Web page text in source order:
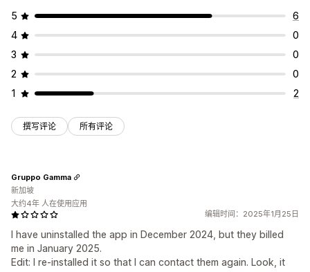
5
6
4
0
3
0
2
0
1
2
撰写评论 所有评论
编辑时间：2025年1月25日
I have uninstalled the app in December 2024, but they billed
me in January 2025.
Edit: I re-installed it so that I can contact them again. Look, it
Gruppo Gamma
新加坡
大约4年 人在使用应用